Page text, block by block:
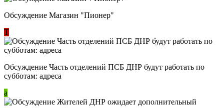
Обсуждение Магазин "Пионер"
Т
Обсуждение Часть отделений ПСБ ДНР будут работать по
субботам: адреса
a